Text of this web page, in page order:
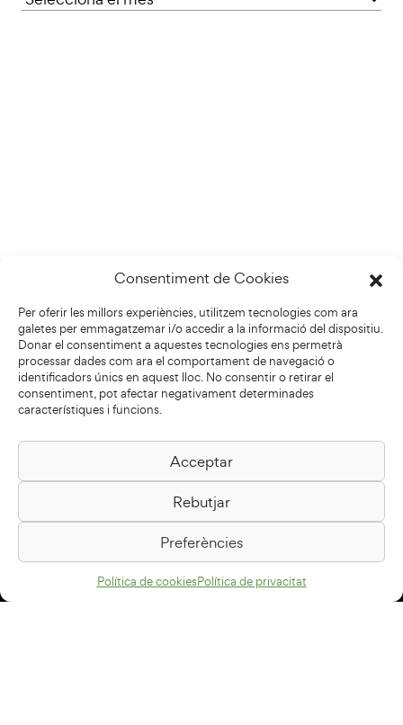
Consentiment de Cookies
Per oferir les millors experiències, utilitzem tecnologies com ara
galetes per emmagatzemar i/o accedir a la informació del dispositiu.
Donar el consentiment a aquestes tecnologies ens permetrà
processar dades com ara el comportament de navegació o
identificadors únics en aquest lloc. No consentir o retirar el
consentiment, pot afectar negativament determinades
característiques i funcions.
Acceptar
Rebutjar
Preferències
Política de cookiesPolítica de privacitat
Biblioteca Pilarin Bayés
Passeig de la Generalitat, 1
08500 Vic